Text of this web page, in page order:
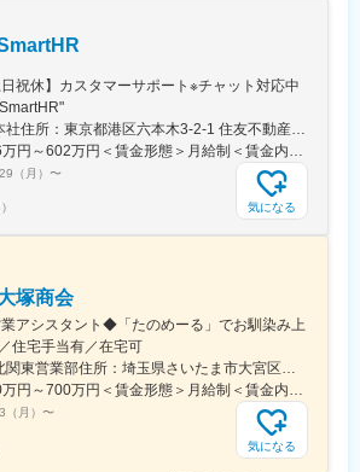
の定める業務
日祝休】カスタマーサポート※チャット対応中
＜勤務地詳細＞本社住所：東京都港区六本木3-2-1 住友不動産六本木グランドタワー勤務地最寄駅：東京メトロ南北線／六本木一丁目駅受動喫煙対策：屋内全面禁煙変更の範囲：会社の定める事業所（リモートワーク含む）
＜予定年収＞406万円～602万円＜賃金形態＞月給制＜賃金内訳＞月額（基本給）：212,480円～315,200円その他固定手当/月：5,000円固定残業手当/月：77,520円～114,800円（固定残業時間45時間0分/月）超過した時間外労働の残業手当は追加支給＜月給＞295,000円～435,000円（一律手当を含む）＜昇給有無＞有＜残業手当＞有賃金はあくまでも目安の金額であり、選考を通じて上下する可能性があります。月給(月額)は固定手当を含めた表記です。
（月） 〜
気になる
塚商会
業アシスタント◆「たのめーる」でお馴染み上
住宅手当有／在宅可
＜勤務地詳細＞北関東営業部住所：埼玉県さいたま市大宮区桜木町1-195-1 大宮ソラミチKOZ 12階受動喫煙対策：屋内全面禁煙変更の範囲：会社の定める事業所（リモートワーク含む）
＜予定年収＞450万円～700万円＜賃金形態＞月給制＜賃金内訳＞月額（基本給）：274,000円～400,000円＜月給＞274,000円～400,000円＜昇給有無＞有＜残業手当＞有＜給与補足＞※経験・スキルを考慮のうえ、当社規定にて決定■昇給：年1回■賞与：年2回（7月・12月）賃金はあくまでも目安の金額であり、選考を通じて上下する可能性があります。月給(月額)は固定手当を含めた表記です。
月） 〜
気になる